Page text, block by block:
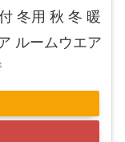
冬用 秋 冬 暖
ルームウエア